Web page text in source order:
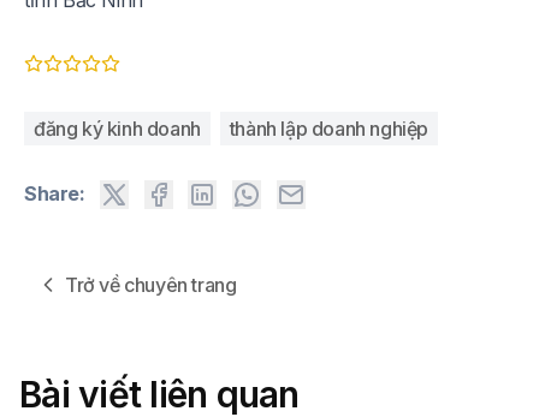
đăng ký kinh doanh thành lập doanh nghiệp
Share:
Trở về chuyên trang
Bài viết liên quan